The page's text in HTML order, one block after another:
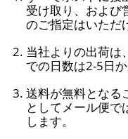
受け取り、および
のご指定はいただ
当社よりの出荷は
での日数は2-5日か
送料が無料となる
としてメール便で
します。